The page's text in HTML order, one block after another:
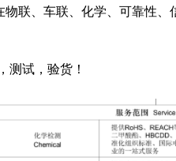
物联、车联、化学、可靠性
测试，验货！